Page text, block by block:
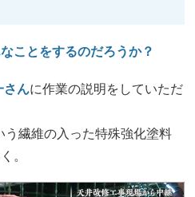
ことをするのだろうか？
さんに作業の説明をしていただ
う繊維の入った特殊強化塗料
。